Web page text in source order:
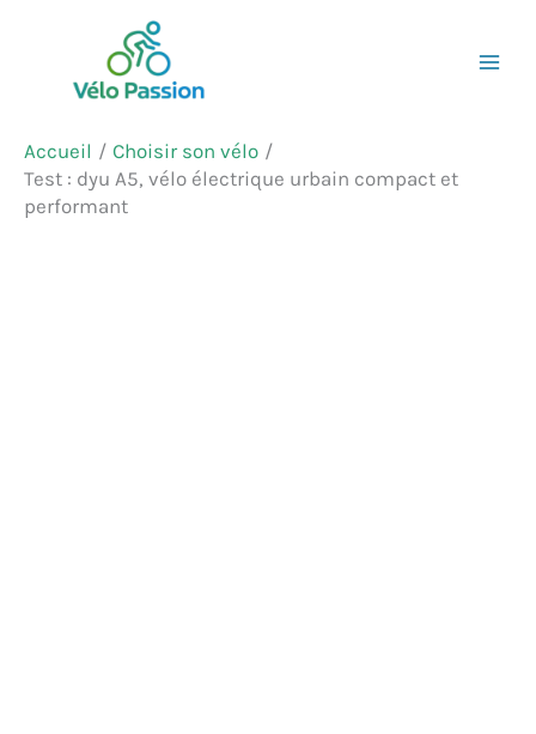
contenu
Accueil
Choisir son vélo
Test : dyu A5, vélo électrique urbain compact et
performant